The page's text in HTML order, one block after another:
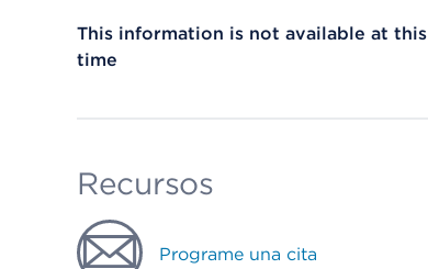
This information is not available at this
time
Recursos
Programe una cita